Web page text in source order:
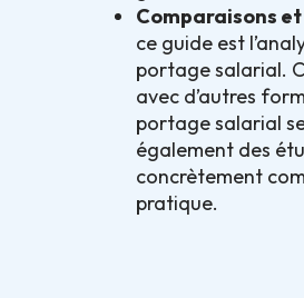
Comparaisons
ce guide est
portage salarial.
avec d’autres
portage salarial
également des
concrètement
pratique.